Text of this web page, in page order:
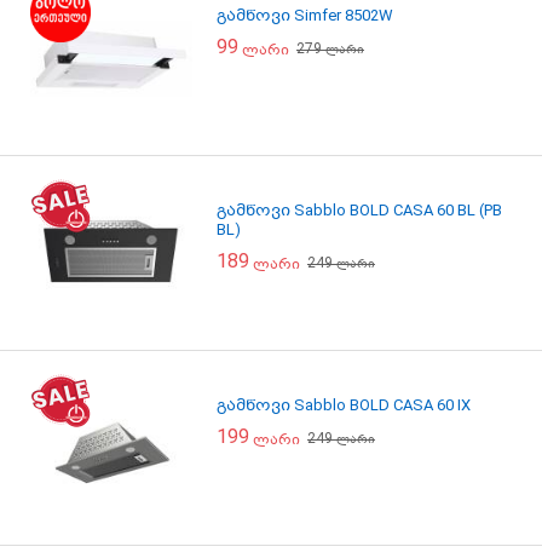
გამწოვი Simfer 8502W
99 ლარი 279ლარი
გამწოვი Sabblo BOLD CASA 60 BL (PB
BL)
189 ლარი 249ლარი
გამწოვი Sabblo BOLD CASA 60 IX
199 ლარი 249ლარი